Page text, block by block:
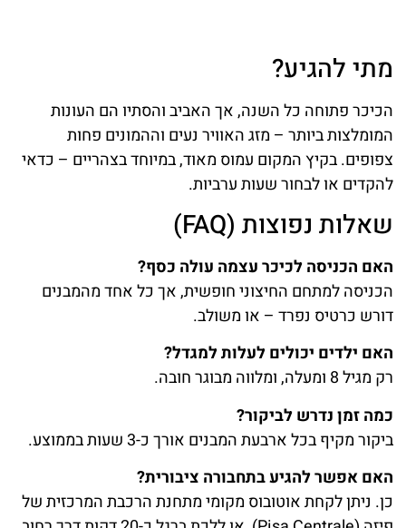
מתי להגיע?
הכיכר פתוחה כל השנה, אך האביב והסתיו הם העונות
המומלצות ביותר – מזג האוויר נעים וההמונים פחות
צפופים. בקיץ המקום עמוס מאוד, במיוחד בצהריים – כדאי
להקדים או לבחור שעות ערביות.
שאלות נפוצות (FAQ)
האם הכניסה לכיכר עצמה עולה כסף?
הכניסה למתחם החיצוני חופשית, אך כל אחד מהמבנים
דורש כרטיס נפרד – או משולב.
האם ילדים יכולים לעלות למגדל?
רק מגיל 8 ומעלה, ומלווה מבוגר חובה.
כמה זמן נדרש לביקור?
ביקור מקיף בכל ארבעת המבנים אורך כ-3 שעות בממוצע.
האם אפשר להגיע בתחבורה ציבורית?
כן. ניתן לקחת אוטובוס מקומי מתחנת הרכבת המרכזית של